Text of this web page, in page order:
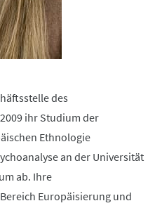
des
ihr Studium der
Ethnologie
an der Universität
ab. Ihre
Europäisierung und